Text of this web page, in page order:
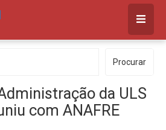
Procurar
da ULS
com ANAFRE